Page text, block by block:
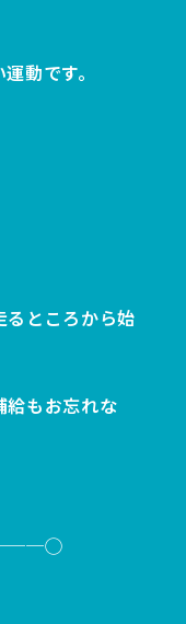
動です。
るところから始
給もお忘れな